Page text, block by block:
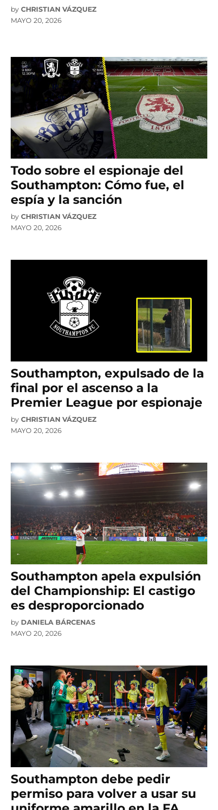
by CHRISTIAN VÁZQUEZ
MAYO 20, 2026
Todo sobre el espionaje del
Southampton: Cómo fue, el
espía y la sanción
by CHRISTIAN VÁZQUEZ
MAYO 20, 2026
Southampton, expulsado de la
final por el ascenso a la
Premier League por espionaje
by CHRISTIAN VÁZQUEZ
MAYO 20, 2026
Southampton apela expulsión
del Championship: El castigo
es desproporcionado
by DANIELA BÁRCENAS
MAYO 20, 2026
Southampton debe pedir
permiso para volver a usar su